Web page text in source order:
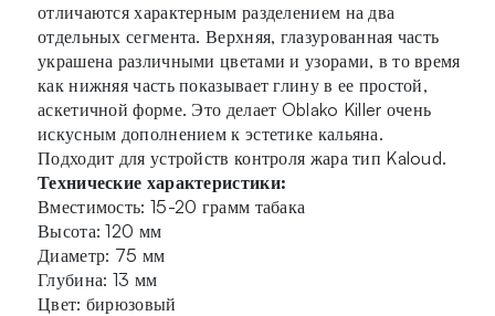
отличаются характерным разделением на два
отдельных сегмента. Верхняя, глазурованная часть
украшена различными цветами и узорами, в то время
как нижняя часть показывает глину в ее простой,
аскетичной форме. Это делает Oblako Killer очень
искусным дополнением к эстетике кальяна.
Подходит для устройств контроля жара тип Kaloud.
Технические характеристики:
Вместимость: 15-20 грамм табака
Высота: 120 мм
Диаметр: 75 мм
Глубина: 13 мм
Цвет: бирюзовый